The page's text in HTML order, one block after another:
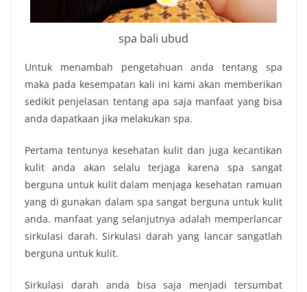
spa bali ubud
Untuk menambah pengetahuan anda tentang spa
maka pada kesempatan kali ini kami akan memberikan
sedikit penjelasan tentang apa saja manfaat yang bisa
anda dapatkaan jika melakukan spa.
Pertama tentunya kesehatan kulit dan juga kecantikan
kulit anda akan selalu terjaga karena spa sangat
berguna untuk kulit dalam menjaga kesehatan ramuan
yang di gunakan dalam spa sangat berguna untuk kulit
anda. manfaat yang selanjutnya adalah memperlancar
sirkulasi darah. Sirkulasi darah yang lancar sangatlah
berguna untuk kulit.
Sirkulasi darah anda bisa saja menjadi tersumbat